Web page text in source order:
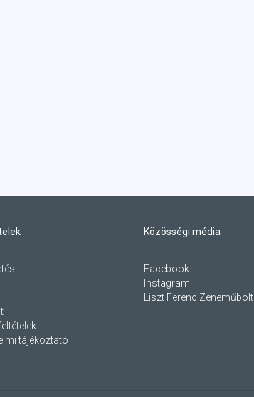
tájékoztató
Közösségi média
Facebook
Instagram
Liszt Ferenc Zeneműbolt